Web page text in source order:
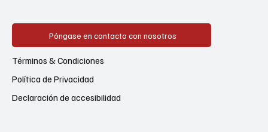
Póngase en contacto con nosotros
Política de Privacidad
Términos & Condiciones
Declaración de accesibilidad